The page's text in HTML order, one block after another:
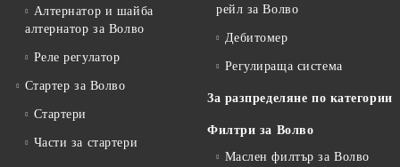
Алтернатор и шайба
алтернатор за Волво
Реле регулатор
Стартер за Волво
Стартери
Части за стартери
рейл за Волво
Дебитомер
Регулираща система
За разпределяне по категории
Филтри за Волво
Маслен филтър за Волво